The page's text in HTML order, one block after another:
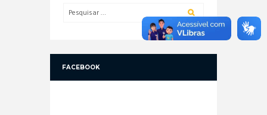
FACEBOOK